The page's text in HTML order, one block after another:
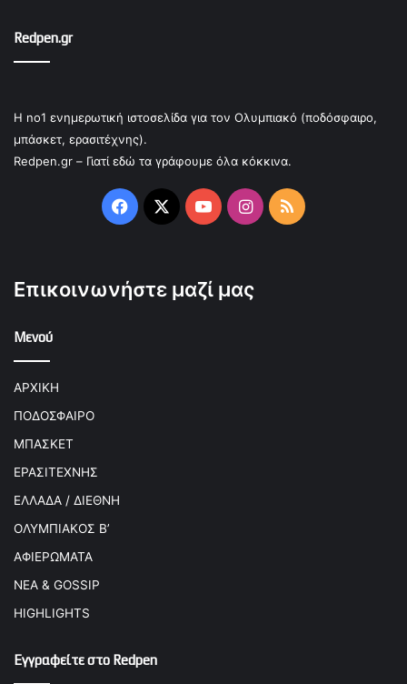
Redpen.gr
Η no1 ενημερωτική ιστοσελίδα για τον Ολυμπιακό (ποδόσφαιρο,
μπάσκετ, ερασιτέχνης).
Redpen.gr – Γιατί εδώ τα γράφουμε όλα κόκκινα.
Facebook
X YouTubeInstagram
RSS
Επικοινωνήστε μαζί μας
Μενού
ΑΡΧΙΚΗ
ΠΟΔΟΣΦΑΙΡΟ
ΜΠΑΣΚΕΤ
ΕΡΑΣΙΤΕΧΝΗΣ
ΕΛΛΑΔΑ / ΔΙΕΘΝΗ
ΟΛΥΜΠΙΑΚΟΣ Β’
ΑΦΙΕΡΩΜΑΤΑ
ΝΕΑ & GOSSIP
HIGHLIGHTS
Εγγραφείτε στο Redpen